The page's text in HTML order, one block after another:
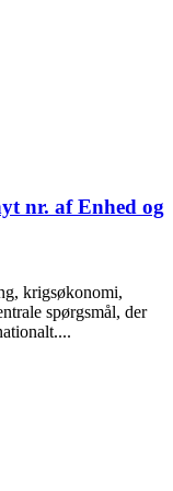
nr. af Enhed og
krigsøkonomi,
spørgsmål, der